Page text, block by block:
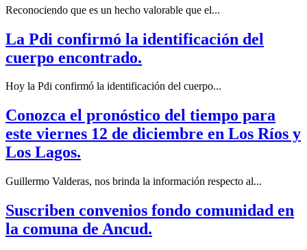
Reconociendo que es un hecho valorable que el...
La Pdi confirmó la identificación del
cuerpo encontrado.
Hoy la Pdi confirmó la identificación del cuerpo...
Conozca el pronóstico del tiempo para
este viernes 12 de diciembre en Los Ríos y
Los Lagos.
Guillermo Valderas, nos brinda la información respecto al...
Suscriben convenios fondo comunidad en
la comuna de Ancud.